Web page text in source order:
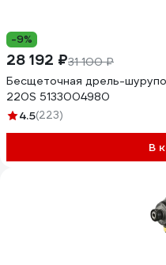
-9%
28 192 ₽31 100 ₽
Бесщеточная дрель-
220S 5133004980
4.5(223)
В